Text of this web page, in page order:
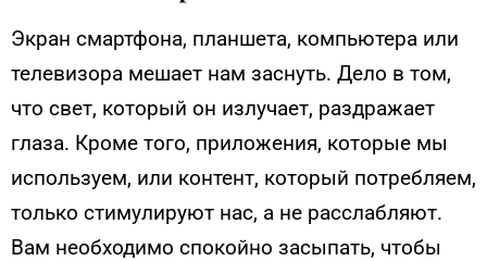
Экран смартфона, планшета, компьютера или
телевизора мешает нам заснуть. Дело в том,
что свет, который он излучает, раздражает
глаза. Кроме того, приложения, которые мы
используем, или контент, который потребляем,
только стимулируют нас, а не расслабляют.
Вам необходимо спокойно засыпать, чтобы